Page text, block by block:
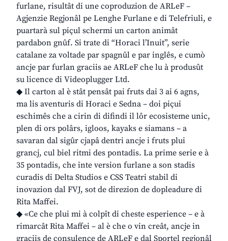
furlane, risultât di une coproduzion de ARLeF –
Agjenzie Regjonâl pe Lenghe Furlane e di Telefriuli, e
puartarà sul piçul schermi un carton animât
pardabon gnûf. Si trate di “Horaci l’Inuit”, serie
catalane za voltade par spagnûl e par inglês, e cumò
ancje par furlan graciis ae ARLeF che lu à produsût
su licence di Videoplugger Ltd.
◆ Il carton al è stât pensât pai fruts dai 3 ai 6 agns,
ma lis aventuris di Horaci e Sedna – doi piçui
eschimês che a cirin di difindi il lôr ecosisteme unic,
plen di ors polârs, igloos, kayaks e siamans – a
savaran dal sigûr cjapâ dentri ancje i fruts plui
grancj, cul biel ritmi des pontadis. La prime serie e à
35 pontadis, che inte version furlane a son stadis
curadis di Delta Studios e CSS Teatri stabil di
inovazion dal FVJ, sot de direzion de dopleadure di
Rita Maffei.
◆ «Ce che plui mi à colpît di cheste esperience – e à
rimarcât Rita Maffei – al è che o vin creât, ancje in
graciis de consulence de ARLeF e dal Sportel regjonâl